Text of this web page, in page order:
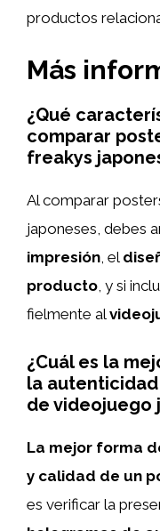
productos
Más
¿Qué
comparar
freakys
Al comparar
japoneses, debes
impresión, el
producto, y si
fielmente al
¿Cuál es la
la
de videojuego
La mejor forma
y calidad de un
es verificar la